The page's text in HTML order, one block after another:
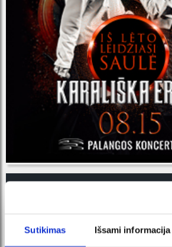
Sutikimas Išsami informacija
ORGANIZATORIUS